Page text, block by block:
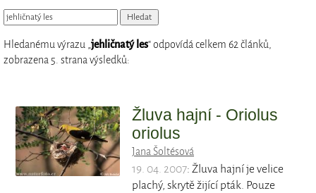
Hledanému výrazu „jehličnatý les“ odpovídá celkem 62 článků,
zobrazena 5. strana výsledků:
Žluva hajní - Oriolus
oriolus
Jana Šoltésová
19. 04. 2007: Žluva hajní je velice
plachý, skrytě žijící pták. Pouze